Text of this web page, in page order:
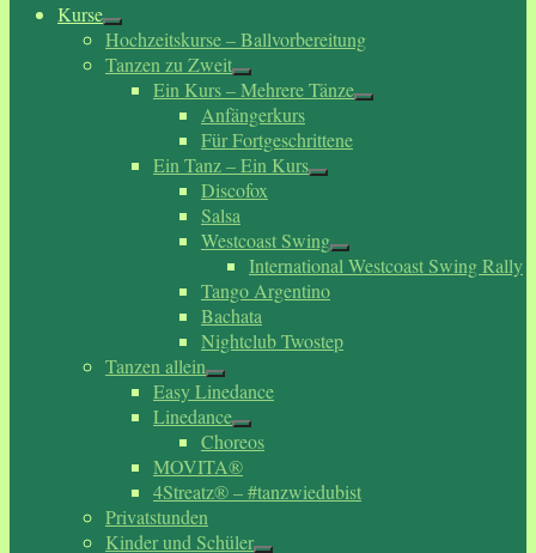
Kurse
Hochzeitskurse – Ballvorbereitung
Tanzen zu Zweit
Ein Kurs – Mehrere Tänze
Anfängerkurs
Für Fortgeschrittene
Ein Tanz – Ein Kurs
Discofox
Salsa
Westcoast Swing
International Westcoast Swing Rally
Tango Argentino
Bachata
Nightclub Twostep
Tanzen allein
Easy Linedance
Linedance
Choreos
MOVITA®
4Streatz® – #tanzwiedubist
Privatstunden
Kinder und Schüler